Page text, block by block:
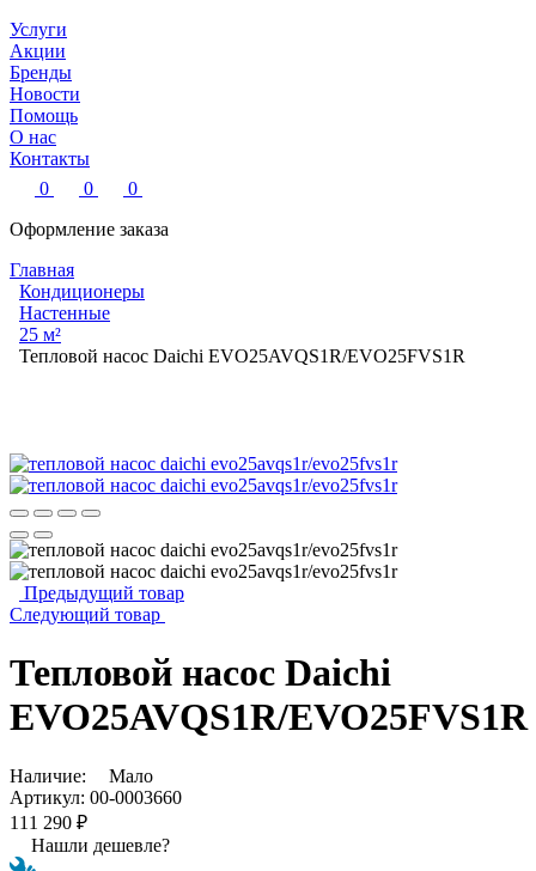
Услуги
Акции
Бренды
Новости
Помощь
О нас
Контакты
0
0
0
Оформление заказа
Главная
Кондиционеры
Настенные
25 м²
Тепловой насос Daichi EVO25AVQS1R/EVO25FVS1R
Предыдущий товар
Следующий товар
Тепловой насос Daichi
EVO25AVQS1R/EVO25FVS1R
Наличие:
Мало
Артикул: 00-0003660
111 290 ₽
Нашли дешевле?